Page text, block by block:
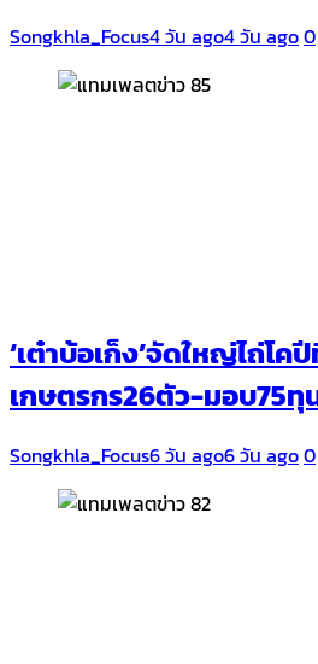
Songkhla_Focus4 วัน ago4 วัน ago0
‘เต๋าบ้อเก็ง’จัดใหญ่ไถ่โค
เกษตรกร26ตัว-มอบ75ทุ
Songkhla_Focus6 วัน ago6 วัน ago0